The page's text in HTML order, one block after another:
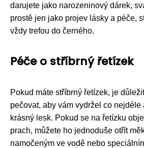
darujete jako narozeninový dárek,
prostě jen jako projev lásky a péče,
vždy trefou do černého.
Péče o stříbrný řetízek
Pokud máte stříbrný řetízek, je
pečovat, aby vám vydržel co nejdéle
krásný lesk. Pokud se na řetízku
prach, můžete ho jednoduše otřít
namočeným ve vodě nebo